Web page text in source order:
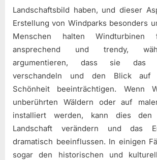
Landschaftsbild haben, und dieser
Erstellung von Windparks besonders
Menschen halten Windturbinen
ansprechend und trendy,
argumentieren, dass sie das
verschandeln und den Blick auf
Schönheit beeinträchtigen. Wenn
unberührten Wäldern oder auf
installiert werden, kann dies den
Landschaft verändern und das
dramatisch beeinflussen. In einigen
sogar den historischen und